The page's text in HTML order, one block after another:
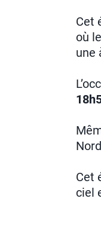
Cet
où
une
Cet
ciel